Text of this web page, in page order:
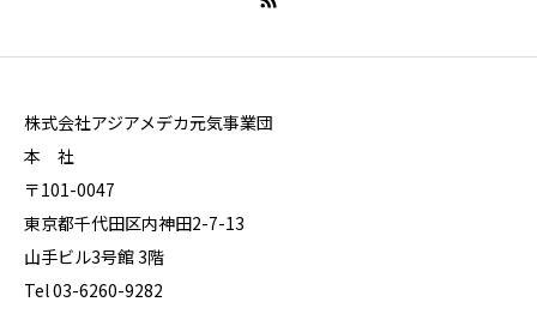
株式会社アジアメデカ元気事業団
本 社
〒101-0047
東京都千代田区内神田2-7-13
山手ビル3号館 3階
Tel 03-6260-9282